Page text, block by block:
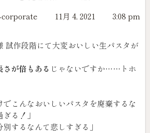
11月 4, 2021 3:08 pm
試作段階にて大変おいしい生パスタが
さが倍もある じゃないですか……トホ
でこんなおいしいパスタを廃棄するな
る！」
別するなんて悲しすぎる」